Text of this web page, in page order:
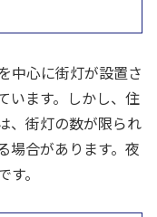
中心に街灯が設置さ
います。しかし、住
、街灯の数が限られ
場合があります。夜
。